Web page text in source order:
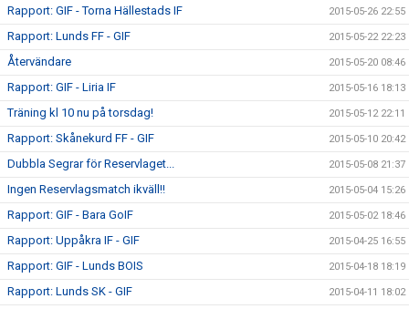
Rapport: GIF - Torna Hällestads IF 2015-05-26 22:55
Rapport: Lunds FF - GIF 2015-05-22 22:23
Återvändare 2015-05-20 08:46
Rapport: GIF - Liria IF 2015-05-16 18:13
Träning kl 10 nu på torsdag! 2015-05-12 22:11
Rapport: Skånekurd FF - GIF 2015-05-10 20:42
Dubbla Segrar för Reservlaget... 2015-05-08 21:37
Ingen Reservlagsmatch ikväll!! 2015-05-04 15:26
Rapport: GIF - Bara GoIF 2015-05-02 18:46
Rapport: Uppåkra IF - GIF 2015-04-25 16:55
Rapport: GIF - Lunds BOIS 2015-04-18 18:19
Rapport: Lunds SK - GIF 2015-04-11 18:02